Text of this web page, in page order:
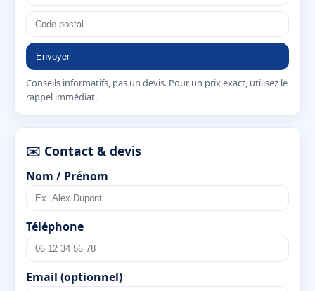
Envoyer
Conseils informatifs, pas un devis. Pour un prix exact, utilisez le
rappel immédiat.
✉️ Contact & devis
Nom / Prénom
Téléphone
Email (optionnel)